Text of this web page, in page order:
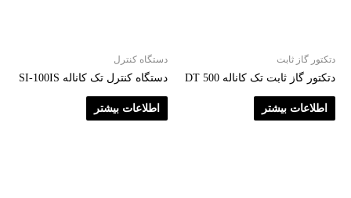
دتکتور گاز ثابت
دتکتور گاز ثابت تک کاناله DT 500
اطلاعات بیشتر
دستگاه کنترل
دستگاه کنترل تک کاناله SI-100IS
اطلاعات بیشتر